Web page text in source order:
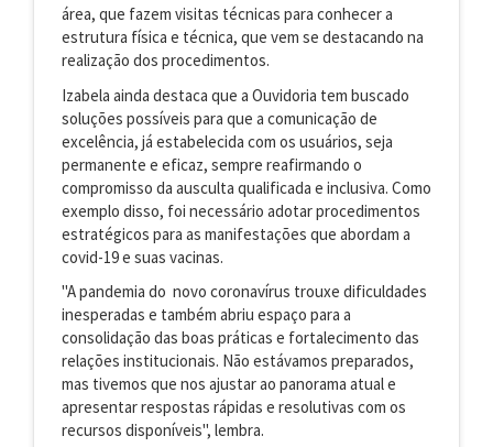
área, que fazem visitas técnicas para conhecer a
estrutura física e técnica, que vem se destacando na
realização dos procedimentos.
Izabela ainda destaca que a Ouvidoria tem buscado
soluções possíveis para que a comunicação de
excelência, já estabelecida com os usuários, seja
permanente e eficaz, sempre reafirmando o
compromisso da ausculta qualificada e inclusiva. Como
exemplo disso, foi necessário adotar procedimentos
estratégicos para as manifestações que abordam a
covid-19 e suas vacinas.
"A pandemia do novo coronavírus trouxe dificuldades
inesperadas e também abriu espaço para a
consolidação das boas práticas e fortalecimento das
relações institucionais. Não estávamos preparados,
mas tivemos que nos ajustar ao panorama atual e
apresentar respostas rápidas e resolutivas com os
recursos disponíveis", lembra.